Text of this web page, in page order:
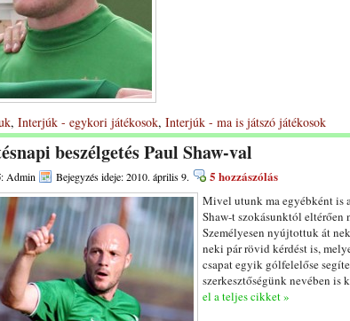
, Interjúk - egykori játékosok, Interjúk - ma is játszó játékosok
beszélgetés Paul Shaw-val
Admin Bejegyzés ideje: 2010. április 9. 5 hozzászólás
Mivel utunk ma egyébként is
Shaw-t szokásunktól eltérően
Személyesen nyújtottuk át
neki pár rövid kérdést is,
csapat egyik gólfelelőse
szerkesztőségünk nevében
el a teljes cikket »